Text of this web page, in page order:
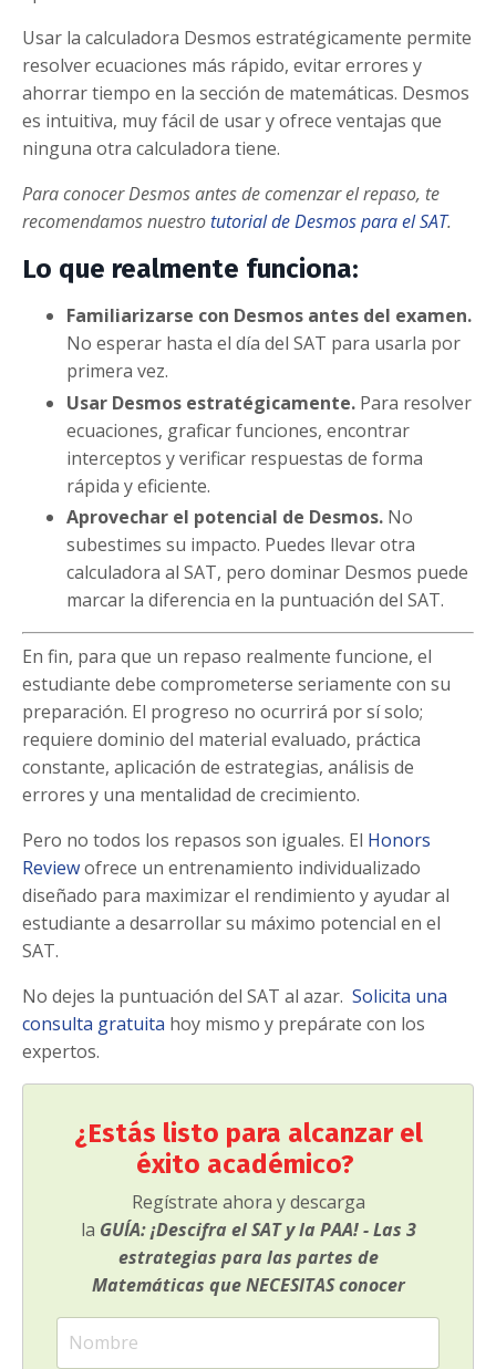
Usar la calculadora Desmos estratégicamente permite
resolver ecuaciones más rápido, evitar errores y
ahorrar tiempo en la sección de matemáticas. Desmos
es intuitiva, muy fácil de usar y ofrece ventajas que
ninguna otra calculadora tiene.
Para conocer Desmos antes de comenzar el repaso, te
recomendamos nuestrotutorial de Desmos para el SAT.
Lo que realmente funciona:
Familiarizarse con Desmos antes del examen.
No esperar hasta el día del SAT para usarla por
primera vez.
Usar Desmos estratégicamente. Para resolver
ecuaciones, graficar funciones, encontrar
interceptos y verificar respuestas de forma
rápida y eficiente.
Aprovechar el potencial de Desmos. No
subestimes su impacto. Puedes llevar otra
calculadora al SAT, pero dominar Desmos puede
marcar la diferencia en la puntuación del SAT.
En fin, para que un repaso realmente funcione, el
estudiante debe comprometerse seriamente con su
preparación. El progreso no ocurrirá por sí solo;
requiere dominio del material evaluado, práctica
constante, aplicación de estrategias, análisis de
errores y una mentalidad de crecimiento.
Pero no todos los repasos son iguales. El Honors
Reviewofrece un entrenamiento individualizado
diseñado para maximizar el rendimiento y ayudar al
estudiante a desarrollar su máximo potencial en el
SAT.
No dejes la puntuación del SAT al azar. Solicita una
consulta gratuita hoy mismo y prepárate con los
expertos.
¿Estás listo para alcanzar el
éxito académico?
Regístrate ahora y descarga
la GUÍA:¡Descifra el SAT y la PAA! - Las 3
estrategias para las partes de
Matemáticas que NECESITAS conocer